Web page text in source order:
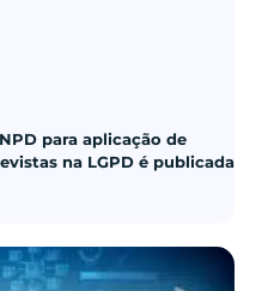
para aplicação de
na LGPD é publicada